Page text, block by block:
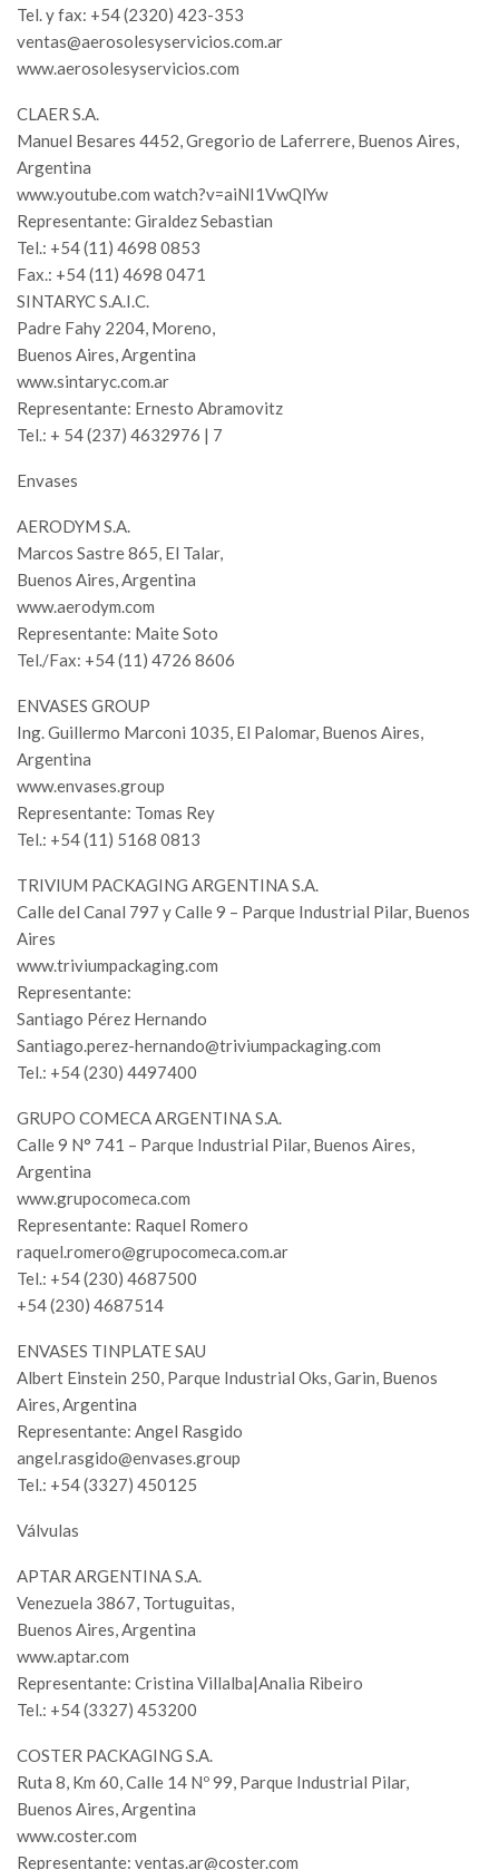
Tel. y fax: +54 (2320) 423-353
ventas@aerosolesyservicios.com.ar
www.aerosolesyservicios.com
CLAER S.A.
Manuel Besares 4452, Gregorio de Laferrere, Buenos Aires,
Argentina
www.youtube.com watch?v=aiNI1VwQlYw
Representante: Giraldez Sebastian
Tel.: +54 (11) 4698 0853
Fax.: +54 (11) 4698 0471
SINTARYC S.A.I.C.
Padre Fahy 2204, Moreno,
Buenos Aires, Argentina
www.sintaryc.com.ar
Representante: Ernesto Abramovitz
Tel.: + 54 (237) 4632976 | 7
Envases
AERODYM S.A.
Marcos Sastre 865, El Talar,
Buenos Aires, Argentina
www.aerodym.com
Representante: Maite Soto
Tel./Fax: +54 (11) 4726 8606
ENVASES GROUP
Ing. Guillermo Marconi 1035, El Palomar, Buenos Aires,
Argentina
www.envases.group
Representante: Tomas Rey
Tel.: +54 (11) 5168 0813
TRIVIUM PACKAGING ARGENTINA S.A.
Calle del Canal 797 y Calle 9 – Parque Industrial Pilar, Buenos
Aires
www.triviumpackaging.com
Representante:
Santiago Pérez Hernando
Santiago.perez-hernando@triviumpackaging.com
Tel.: +54 (230) 4497400
GRUPO COMECA ARGENTINA S.A.
Calle 9 N° 741 – Parque Industrial Pilar, Buenos Aires,
Argentina
www.grupocomeca.com
Representante: Raquel Romero
raquel.romero@grupocomeca.com.ar
Tel.: +54 (230) 4687500
+54 (230) 4687514
ENVASES TINPLATE SAU
Albert Einstein 250, Parque Industrial Oks, Garin, Buenos
Aires, Argentina
Representante: Angel Rasgido
angel.rasgido@envases.group
Tel.: +54 (3327) 450125
Válvulas
APTAR ARGENTINA S.A.
Venezuela 3867, Tortuguitas,
Buenos Aires, Argentina
www.aptar.com
Representante: Cristina Villalba|Analia Ribeiro
Tel.: +54 (3327) 453200
COSTER PACKAGING S.A.
Ruta 8, Km 60, Calle 14 Nº 99, Parque Industrial Pilar,
Buenos Aires, Argentina
www.coster.com
Representante: ventas.ar@coster.com